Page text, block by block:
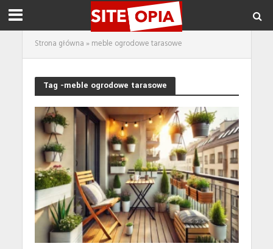
Strona główna » meble ogrodowe tarasowe
Tag -meble ogrodowe tarasowe